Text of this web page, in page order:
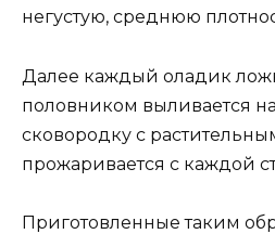
негустую, среднюю
Далее каждый оладик
половником выливается
сковородку с
прожаривается с каждой
Приготовленные таким